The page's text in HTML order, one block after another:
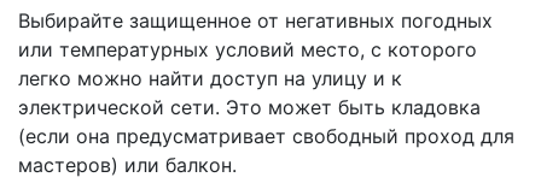
Выбирайте защищенное от негативных погодных
или температурных условий место, с которого
легко можно найти доступ на улицу и к
электрической сети. Это может быть кладовка
(если она предусматривает свободный проход для
мастеров) или балкон.